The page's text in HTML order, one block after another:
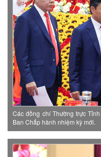
Các đồng chí Thường trực
Ban Chấp hành nhiệm kỳ mới.